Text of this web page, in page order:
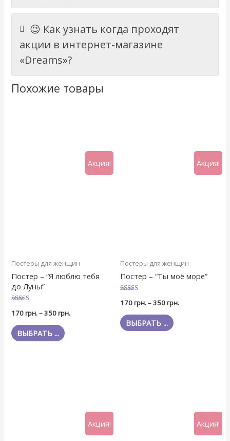
😉 Как узнать когда проходят
акции в интернет-магазине
«Dreams»?
Похожие товары
Акция!
Постеры для женщин
Постер – “Я люблю тебя
до Луны”
5
170грн.–350грн.
ВЫБРАТЬ ...
Акция!
Постеры для женщин
Постер – “Ты моё море”
5
170грн.–350грн.
ВЫБРАТЬ ...
Акция! Акция!